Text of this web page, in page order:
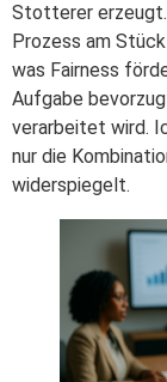
Stotterer erzeugt.
Prozess am
was Fairness
Aufgabe
verarbeitet wird.
nur die
widerspiegelt.